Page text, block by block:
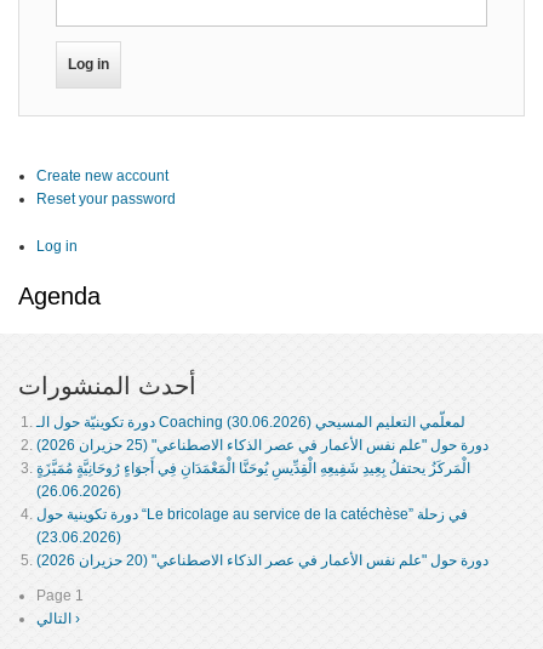
Create new account
Reset your password
Log in
Agenda
أحدث المنشورات
دورة تكوينيّة حول الـ Coaching لمعلّمي التعليم المسيحي (30.06.2026)
دورة حول "علم نفس الأعمار في عصر الذكاء الاصطناعي" (25 حزيران 2026)
الْمَركَزُ يحتفلُ بِعِيدِ شَفِيعِهِ الْقِدِّيسِ يُوحَنَّا الْمَعْمَدَانِ فِي أَجوَاءٍ رُوحَانِيَّةٍ مُمَيَّزَةٍ
(26.06.2026)
دورة تكوينية حول “Le bricolage au service de la catéchèse” في زحلة
(23.06.2026)
دورة حول "علم نفس الأعمار في عصر الذكاء الاصطناعي" (20 حزيران 2026)
Pagination
Page 1
Next التالي ›